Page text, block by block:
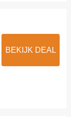
BEKIJK DEAL